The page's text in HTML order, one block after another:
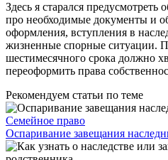
Здесь я старался предусмотреть
про необходимые документы и
оформления, вступления в
жизненные спорные ситуации.
шестимесячного срока должно
переоформить права
Рекомендуем статьи по теме
Семейное право
Оспаривание завещания